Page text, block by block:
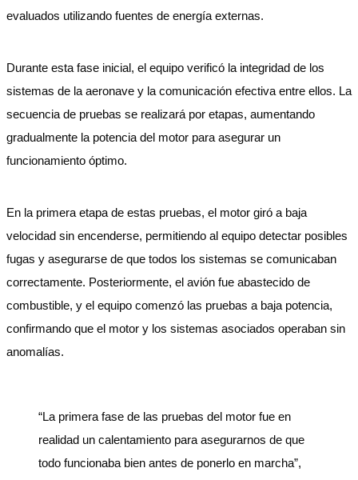
evaluados utilizando fuentes de energía externas.
Durante esta fase inicial, el equipo verificó la integridad de los
sistemas de la aeronave y la comunicación efectiva entre ellos. La
secuencia de pruebas se realizará por etapas, aumentando
gradualmente la potencia del motor para asegurar un
funcionamiento óptimo.
En la primera etapa de estas pruebas, el motor giró a baja
velocidad sin encenderse, permitiendo al equipo detectar posibles
fugas y asegurarse de que todos los sistemas se comunicaban
correctamente. Posteriormente, el avión fue abastecido de
combustible, y el equipo comenzó las pruebas a baja potencia,
confirmando que el motor y los sistemas asociados operaban sin
anomalías.
“La primera fase de las pruebas del motor fue en
realidad un calentamiento para asegurarnos de que
todo funcionaba bien antes de ponerlo en marcha”,